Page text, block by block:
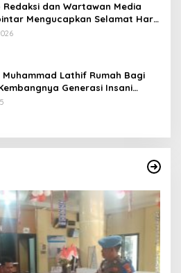
Redaksi dan Wartawan Media
Mengucapkan Selamat Hari
Fitri 1447 Hijriyah / 2026 M
Muhammad Lathif Rumah Bagi
Generasi Insani
Berkarakter